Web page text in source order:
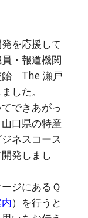
を応援して
・報道機関
飴 The 瀬戸
した。
できあがっ
口県の特産
ネスコース
発しまし
ジにあるＱ
）を行うと